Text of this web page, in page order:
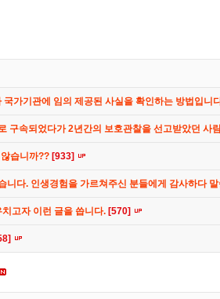
가기관에 임의 제공된 사실을 확인하는 방법입니
구속되었다가 2년간의 보호관찰을 선고받았던 사
습니까?? [933]
니다. 인생경험을 가르쳐주신 분들에게 감사하다
고자 이런 글을 씁니다. [570]